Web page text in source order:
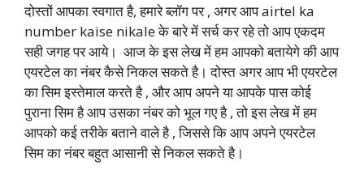
दोस्तों आपका स्वगात है, हमारे ब्लॉग पर , अगर आप airtel ka
number kaise nikale के बारे में सर्च कर रहे तो आप एकदम
सही जगह पर आये। आज के इस लेख में हम आपको बतायेगे की आप
एयरटेल का नंबर कैसे निकल सकते है। दोस्त अगर आप भी एयरटेल
का सिम इस्तेमाल करते है , और आप अपने या आपके पास कोई
पुराना सिम है आप उसका नंबर को भूल गए है , तो इस लेख में हम
आपको कई तरीके बताने वाले है , जिससे कि आप अपने एयरटेल
सिम का नंबर बहुत आसानी से निकल सकते है।